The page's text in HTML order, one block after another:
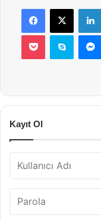
Facebook
X
Pocket Skype
Kayıt Ol